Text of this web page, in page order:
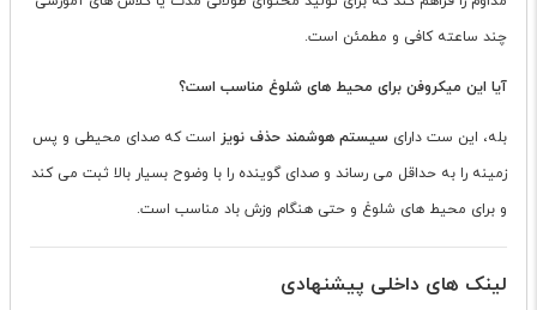
چند ساعته کافی و مطمئن است.
آیا این میکروفن برای محیط های شلوغ مناسب است؟
بله، این ست دارای سیستم هوشمند حذف نویز است که صدای محیطی و پس
زمینه را به حداقل می رساند و صدای گوینده را با وضوح بسیار بالا ثبت می کند
و برای محیط های شلوغ و حتی هنگام وزش باد مناسب است.
لینک های داخلی پیشنهادی